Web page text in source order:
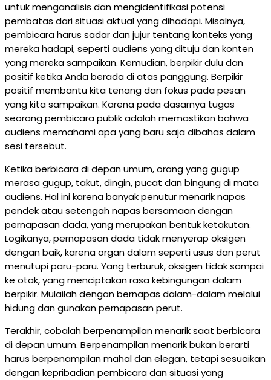
untuk menganalisis dan mengidentifikasi potensi
pembatas dari situasi aktual yang dihadapi. Misalnya,
pembicara harus sadar dan jujur ​​tentang konteks yang
mereka hadapi, seperti audiens yang dituju dan konten
yang mereka sampaikan. Kemudian, berpikir dulu dan
positif ketika Anda berada di atas panggung. Berpikir
positif membantu kita tenang dan fokus pada pesan
yang kita sampaikan. Karena pada dasarnya tugas
seorang pembicara publik adalah memastikan bahwa
audiens memahami apa yang baru saja dibahas dalam
sesi tersebut.
Ketika berbicara di depan umum, orang yang gugup
merasa gugup, takut, dingin, pucat dan bingung di mata
audiens. Hal ini karena banyak penutur menarik napas
pendek atau setengah napas bersamaan dengan
pernapasan dada, yang merupakan bentuk ketakutan.
Logikanya, pernapasan dada tidak menyerap oksigen
dengan baik, karena organ dalam seperti usus dan perut
menutupi paru-paru. Yang terburuk, oksigen tidak sampai
ke otak, yang menciptakan rasa kebingungan dalam
berpikir. Mulailah dengan bernapas dalam-dalam melalui
hidung dan gunakan pernapasan perut.
Terakhir, cobalah berpenampilan menarik saat berbicara
di depan umum. Berpenampilan menarik bukan berarti
harus berpenampilan mahal dan elegan, tetapi sesuaikan
dengan kepribadian pembicara dan situasi yang